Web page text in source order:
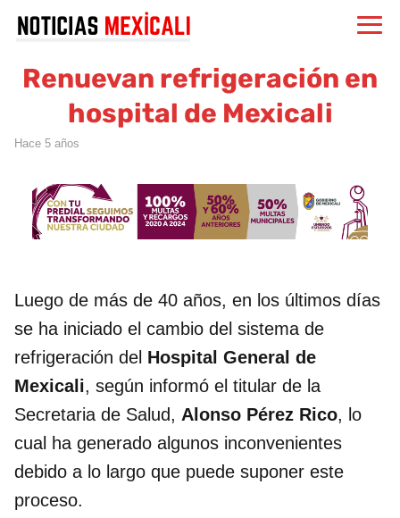
Renuevan refrigeración en
hospital de Mexicali
hace 5 años
Luego de más de 40 años, en los últimos días
se ha iniciado el cambio del sistema de
refrigeración del Hospital General de
Mexicali, según informó el titular de la
Secretaria de Salud, Alonso Pérez Rico, lo
cual ha generado algunos inconvenientes
debido a lo largo que puede suponer este
proceso.